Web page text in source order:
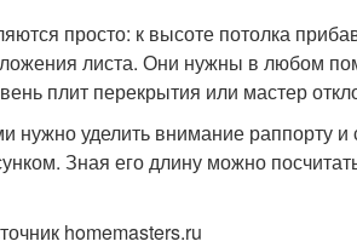
просто: к высоте потолка
листа. Они нужны в любом
плит перекрытия или мастер
нужно уделить внимание
Зная его длину можно
homemasters.ru